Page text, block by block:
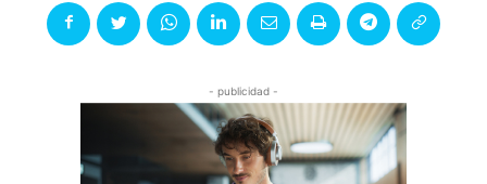
- publicidad -